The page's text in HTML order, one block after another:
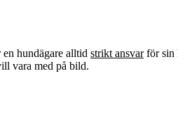
hundägare alltid strikt ansvarför sin
vara med på bild.